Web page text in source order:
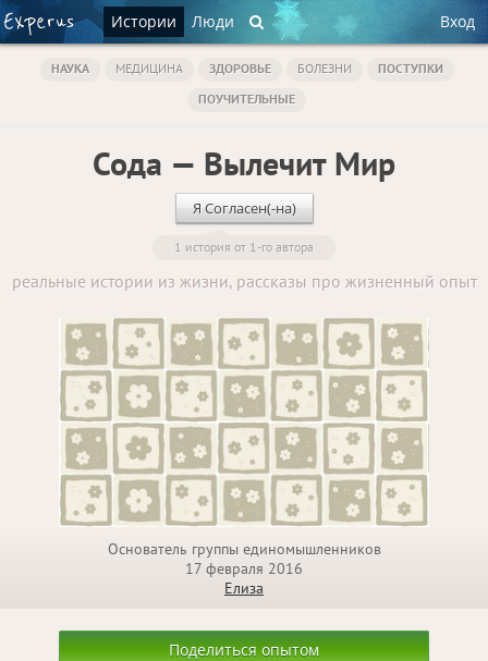
Истории Люди Вход
НАУКА МЕДИЦИНА ЗДОРОВЬЕ БОЛЕЗНИ
ПОСТУПКИ
ПОУЧИТЕЛЬНЫЕ
Сода — Вылечит Мир
Я Согласен(-на)
1 история от 1-го автора
реальные истории из жизни, рассказы про жизненный опыт
Основатель группы единомышленников
17 февраля 2016
Елиза
Поделиться опытом